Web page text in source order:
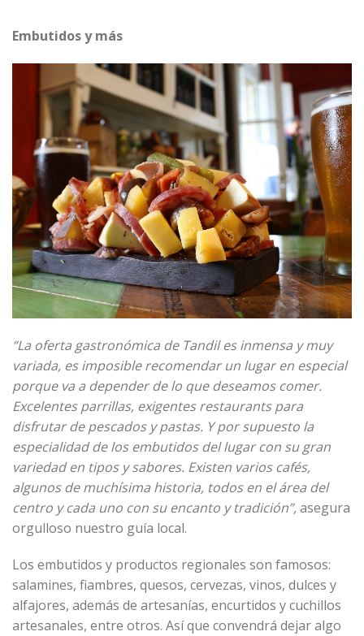
Embutidos y más
“La oferta gastronómica de Tandil es inmensa y muy
variada, es imposible recomendar un lugar en especial
porque va a depender de lo que deseamos comer.
Excelentes parrillas, exigentes restaurants para
disfrutar de pescados y pastas. Y por supuesto la
especialidad de los embutidos del lugar con su gran
variedad en tipos y sabores. Existen varios cafés,
algunos de muchísima historia, todos en el área del
centro y cada uno con su encanto y tradición”,asegura
orgulloso nuestro guía local.
Los embutidos y productos regionales son famosos:
salamines, fiambres, quesos, cervezas, vinos, dulces y
alfajores, además de artesanías, encurtidos y cuchillos
artesanales, entre otros. Así que convendrá dejar algo